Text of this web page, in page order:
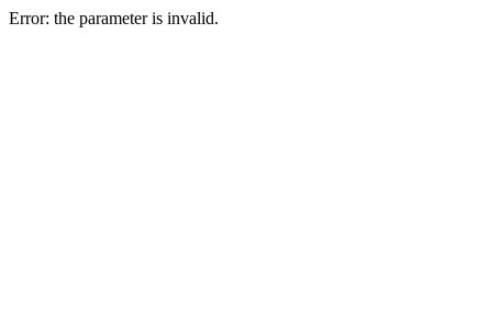
Error: the parameter is invalid.